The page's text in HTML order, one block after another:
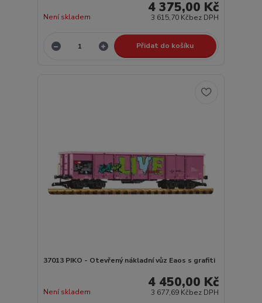
4 375,00 Kč
3 615,70 Kčbez DPH
Není skladem
Přidat do košíku
37013 PIKO - Otevřený nákladní vůz Eaos s grafiti
4 450,00 Kč
3 677,69 Kčbez DPH
Není skladem